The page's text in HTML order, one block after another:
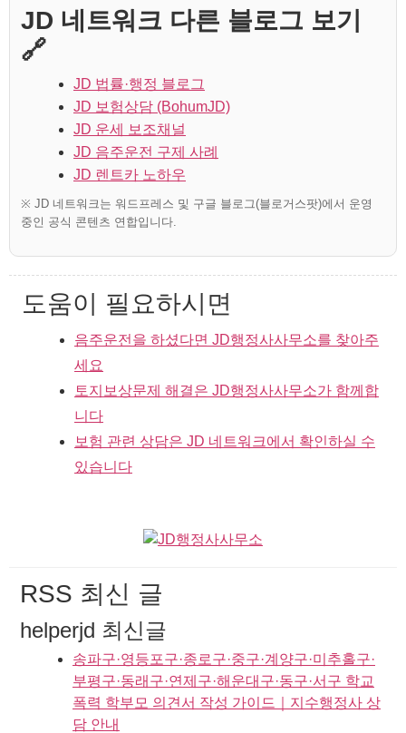
JD 네트워크 다른 블로그 보기
🔗
JD 법률·행정 블로그
JD 보험상담 (BohumJD)
JD 운세 보조채널
JD 음주운전 구제 사례
JD 렌트카 노하우
※ JD 네트워크는 워드프레스 및 구글 블로그(블로거스팟)에서 운영
중인 공식 콘텐츠 연합입니다.
도움이 필요하시면
음주운전을 하셨다면 JD행정사사무소를 찾아주
세요
토지보상문제 해결은 JD행정사사무소가 함께합
니다
보험 관련 상담은 JD 네트워크에서 확인하실 수
있습니다
RSS 최신 글
helperjd 최신글
송파구·영등포구·종로구·중구·계양구·미추홀구·
부평구·동래구·연제구·해운대구·동구·서구 학교
폭력 학부모 의견서 작성 가이드｜지수행정사 상
담 안내